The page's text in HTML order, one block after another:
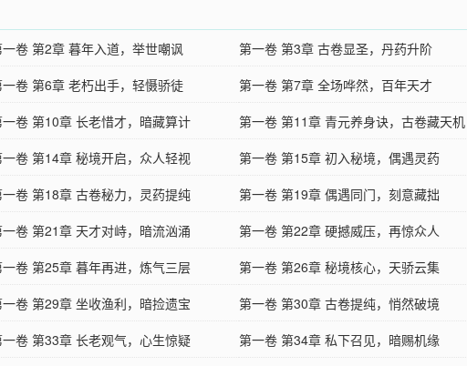
卷 第2章 暮年入道，举世嘲讽 第一卷 第3章 古卷显圣，丹药升阶
卷 第6章 老朽出手，轻慑骄徒 第一卷 第7章 全场哗然，百年天才
卷 第10章 长老惜才，暗藏算计 第一卷 第11章 青元养身诀，古卷藏天机
卷 第14章 秘境开启，众人轻视 第一卷 第15章 初入秘境，偶遇灵药
卷 第18章 古卷秘力，灵药提纯 第一卷 第19章 偶遇同门，刻意藏拙
卷 第21章 天才对峙，暗流汹涌 第一卷 第22章 硬撼威压，再惊众人
卷 第25章 暮年再进，炼气三层 第一卷 第26章 秘境核心，天骄云集
卷 第29章 坐收渔利，暗捡遗宝 第一卷 第30章 古卷提纯，悄然破境
卷 第33章 长老观气，心生惊疑 第一卷 第34章 私下召见，暗赐机缘